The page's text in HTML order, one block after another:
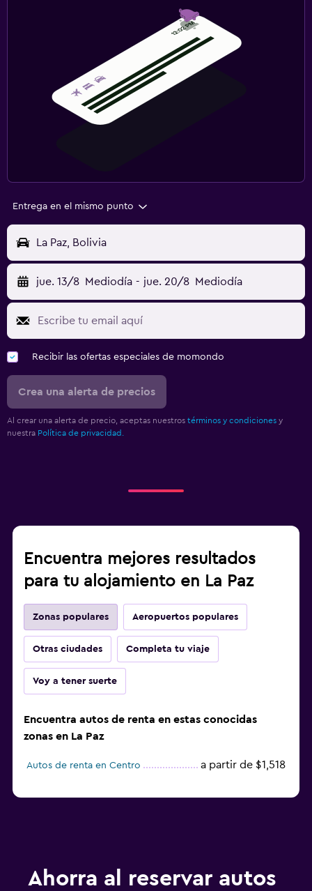
Entrega en el mismo punto
La Paz, Bolivia
jue. 13/8 Mediodía - jue. 20/8 Mediodía
Recibir las ofertas especiales de momondo
Crea una alerta de precios
Al crear una alerta de precio, aceptas nuestros términos y condiciones y
nuestra Política de privacidad.
Encuentra mejores resultados
para tu alojamiento en La Paz
Zonas populares Aeropuertos populares
Otras ciudades Completa tu viaje
Voy a tener suerte
Encuentra autos de renta en estas conocidas
zonas en La Paz
Autos de renta en Centro a partir de $1,518
Ahorra al reservar autos